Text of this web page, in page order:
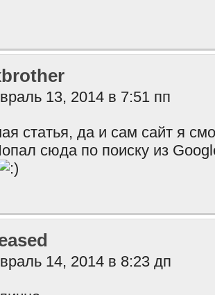
13, 2014 в 7:51 пп
статья, да и сам сайт я
сюда по поиску из
14, 2014 в 8:23 дп